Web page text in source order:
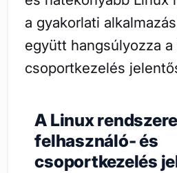
a gyakorlati
együtt hangsúlyozza
csoportkezelés
A Linux
felhasználó- és
csoportkezelés